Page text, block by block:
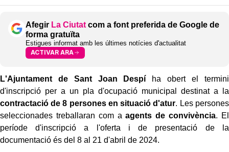
Afegir La Ciutat com a font preferida de Google de
forma gratuïta
Estigues informat amb les últimes notícies d'actualitat
ACTIVAR ARA
L'Ajuntament de Sant Joan Despí ha obert el termini
d'inscripció per a un pla d'ocupació municipal destinat a la
contractació de 8 persones en situació d'atur. Les persones
seleccionades treballaran com aagents de convivència. El
període d'inscripció a l'oferta i de presentació de la
documentació és del 8 al 21 d'abril de 2024.